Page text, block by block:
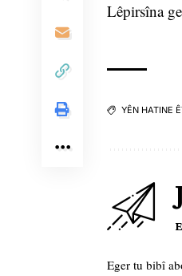
Lêpirsîna
YÊN HATINE
Eger tu bibî